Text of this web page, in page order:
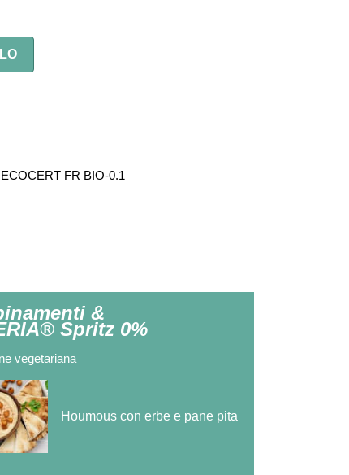
FR BIO-0.1
&
Spritz 0%
vegetariana
Houmous con erbe e pane pita